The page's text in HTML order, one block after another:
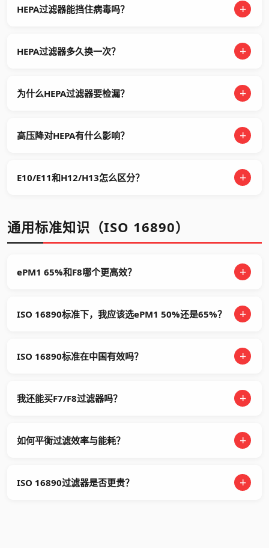
HEPA过滤器能挡住病毒吗？
HEPA过滤器多久换一次？
为什么HEPA过滤器要检漏？
高压降对HEPA有什么影响？
E10/E11和H12/H13怎么区分？
通用标准知识（ISO 16890）
ePM1 65%和F8哪个更高效？
ISO 16890标准下，我应该选ePM1 50%还是65%？
ISO 16890标准在中国有效吗？
我还能买F7/F8过滤器吗？
如何平衡过滤效率与能耗？
ISO 16890过滤器是否更贵？